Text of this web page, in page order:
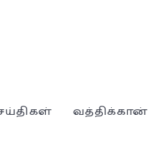
வத்திக்கான்